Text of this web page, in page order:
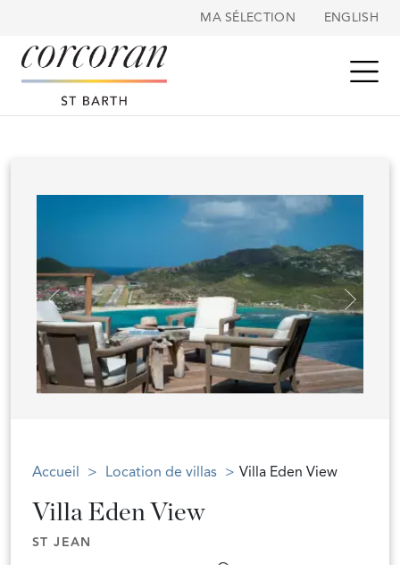
Panneau de gestion des cookiesMA SÉLECTION ENGLISH
Accueil Location de villas Villa Eden View
Villa Eden View
ST JEAN